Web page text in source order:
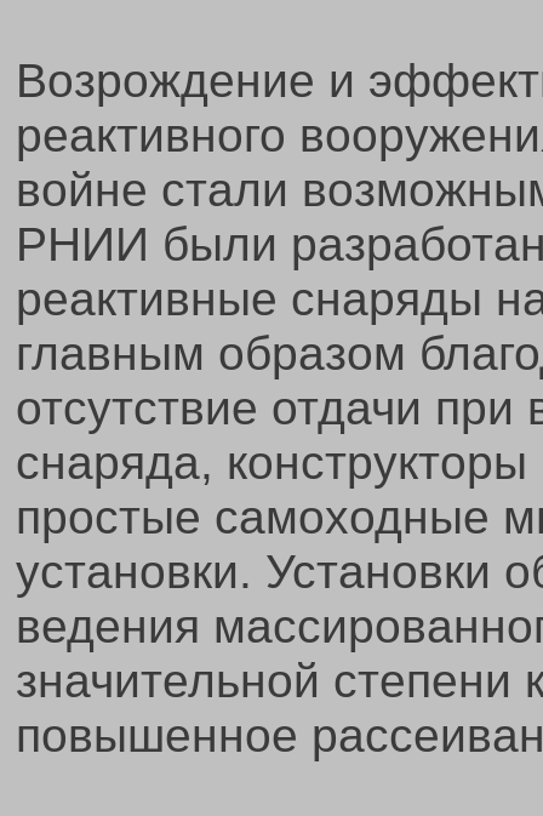
Возрождение и
реактивного
войне стали
РНИИ были
реактивные снаряды
главным образом
отсутствие отдачи при
снаряда,
простые самоходные
установки. Установки
ведения
значительной степени
повышенное